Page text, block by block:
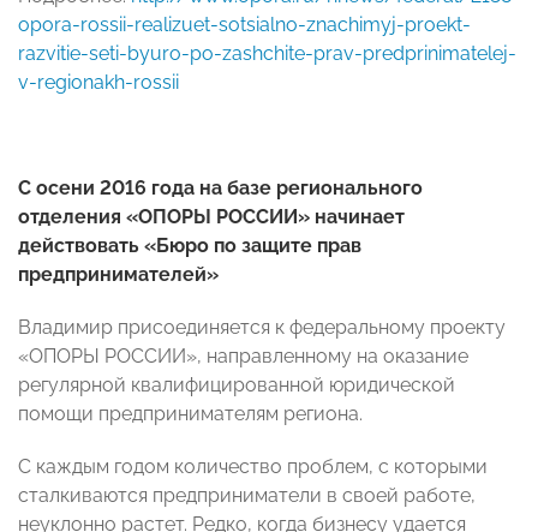
opora-rossii-realizuet-sotsialno-znachimyj-proekt-
razvitie-seti-byuro-po-zashchite-prav-predprinimatelej-
v-regionakh-rossii
С осени 2016 года на базе регионального
отделения «ОПОРЫ РОССИИ» начинает
действовать «Бюро по защите прав
предпринимателей»
Владимир присоединяется к федеральному проекту
«ОПОРЫ РОССИИ», направленному на оказание
регулярной квалифицированной юридической
помощи предпринимателям региона.
С каждым годом количество проблем, с которыми
сталкиваются предприниматели в своей работе,
неуклонно растет. Редко, когда бизнесу удается